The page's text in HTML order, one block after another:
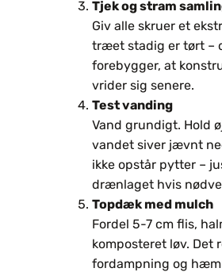
Tjek og stram
Giv alle skruer et
træet stadig er tørt –
forebygger, at
vrider sig senere.
Test vanding
Vand grundigt. Hold
vandet siver jævnt
ikke opstår pytter –
drænlaget hvis
Topdæk med mulch
Fordel 5-7 cm flis,
komposteret løv. Det
fordampning og